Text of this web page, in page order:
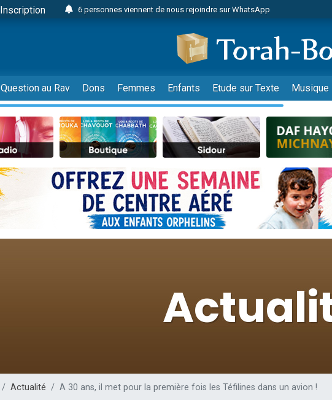
Inscription
6 personnes viennent de nous rejoindre sur WhatsApp
2 personnes viennent de faire un don pour 1 Journée de Vacances
17 personnes viennent de demander une bénédiction
4 personnes viennent de nous rejoindre sur WhatsApp
Il reste 49 places pour étudier en groupe sur Zoom
23 personnes viennent de faire un don pour Diane, 80 ans, dans un
Eva vient de donner son Maasser
4 personnes viennent de nous rejoindre sur WhatsApp
3 personnes viennent de nous rejoindre sur WhatsApp
3 personnes viennent de faire un don pour 5 jours de vacances aux
Odaya vient de donner son Maasser
13 personnes viennent de demander une bénédiction
12 nouvelles musiques dans Torah-Box Music
3 personnes viennent de nous rejoindre sur WhatsApp
Question au Rav Dons Femmes Enfants Etude sur Texte Musique
Actualité A 30 ans, il met pour la première fois les Téfilines dans un avion !